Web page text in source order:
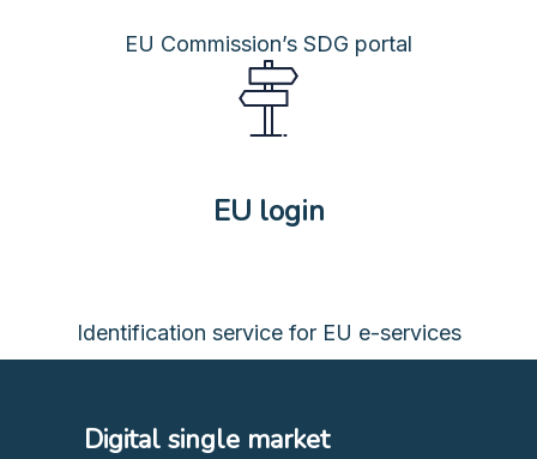
EU Commission’s SDG portal
EU login
Identification service for EU e-services
Digital single market